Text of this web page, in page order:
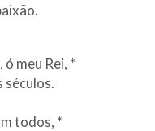
meu Rei, *
séculos.
todos, *